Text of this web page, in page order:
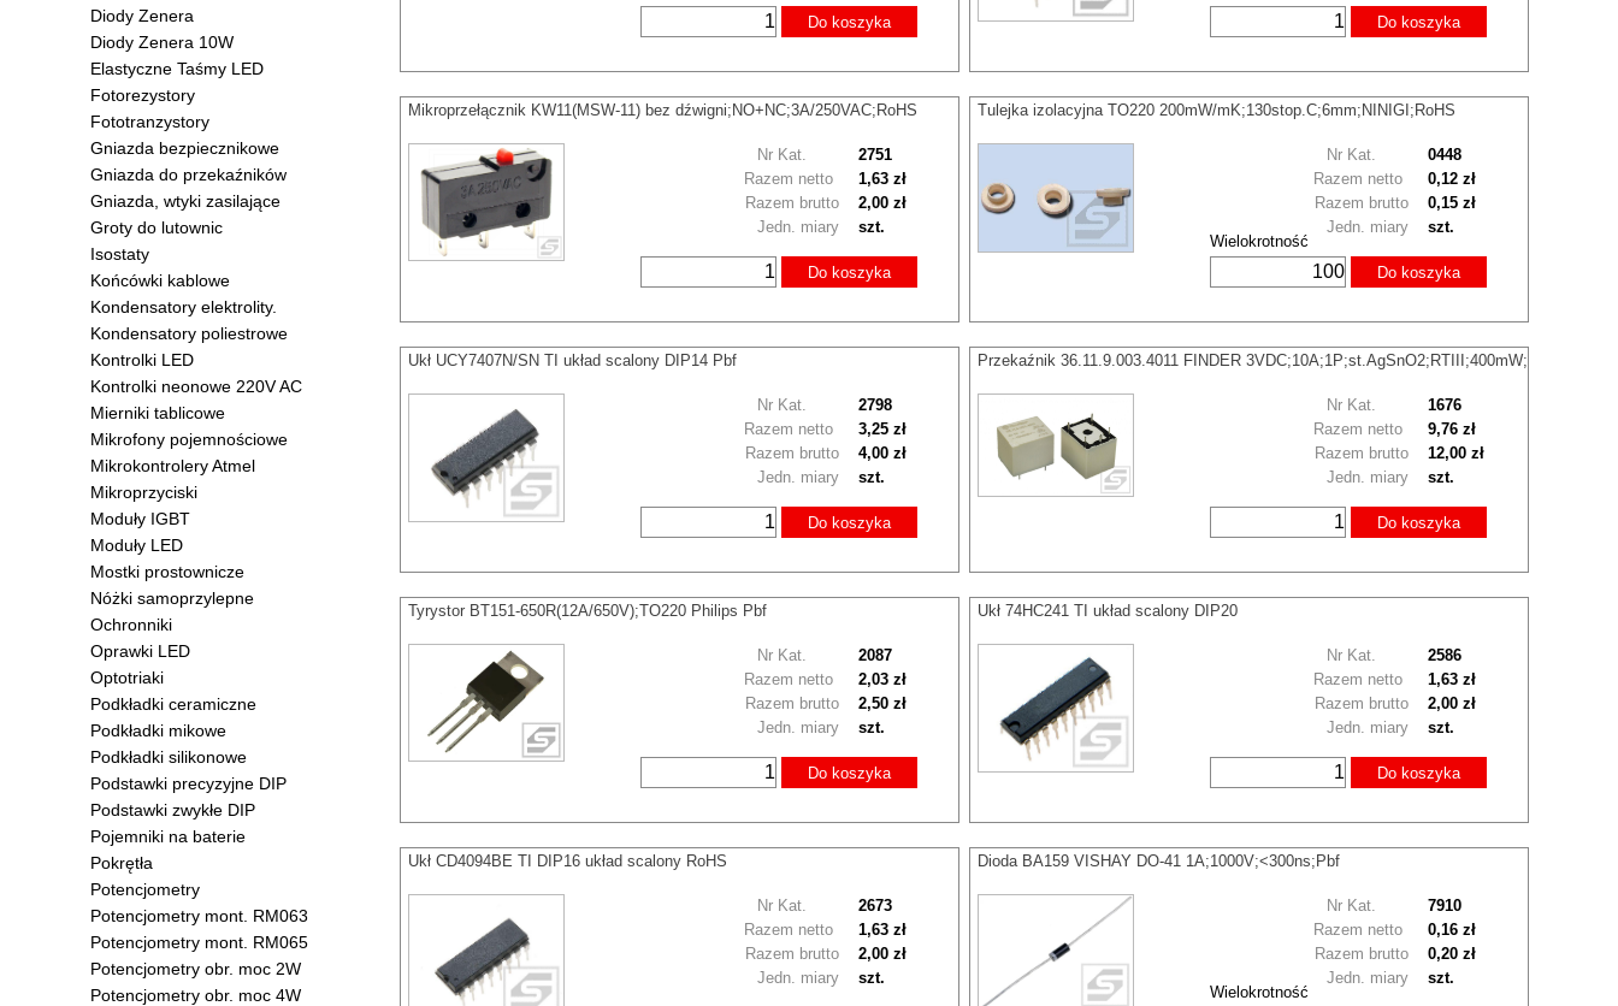
Diody Zenera
Diody Zenera 10W
Elastyczne Taśmy LED
Fotorezystory
Fototranzystory
Gniazda bezpiecznikowe
Gniazda do przekaźników
Gniazda, wtyki zasilające
Groty do lutownic
Isostaty
Końcówki kablowe
Kondensatory elektrolity.
Kondensatory poliestrowe
Kontrolki LED
Kontrolki neonowe 220V AC
Mierniki tablicowe
Mikrofony pojemnościowe
Mikrokontrolery Atmel
Mikroprzyciski
Moduły IGBT
Moduły LED
Mostki prostownicze
Nóżki samoprzylepne
Ochronniki
Oprawki LED
Optotriaki
Podkładki ceramiczne
Podkładki mikowe
Podkładki silikonowe
Podstawki precyzyjne DIP
Podstawki zwykłe DIP
Pojemniki na baterie
Pokrętła
Potencjometry
Potencjometry mont. RM063
Potencjometry mont. RM065
Potencjometry obr. moc 2W
Potencjometry obr. moc 4W
Do koszyka Do koszyka
Mikroprzełącznik KW11(MSW-11) bez dźwigni;NO+NC;3A/250VAC;RoHS
Nr Kat. 2751
Razem brutto 2,00 zł
Razem netto 1,63 zł
Jedn. miary szt.
Do koszyka
Tulejka izolacyjna TO220 200mW/mK;130stop.C;6mm;NINIGI;RoHS
Wielokrotność
Nr Kat. 0448
Razem brutto 0,15 zł
Razem netto 0,12 zł
Jedn. miary szt.
Do koszyka
Ukł UCY7407N/SN TI układ scalony DIP14 Pbf
Nr Kat. 2798
Razem brutto 4,00 zł
Razem netto 3,25 zł
Jedn. miary szt.
Do koszyka
Przekaźnik 36.11.9.003.4011 FINDER 3VDC;10A;1P;st.AgSnO2;RTIII;400mW;
Nr Kat. 1676
Razem brutto 12,00 zł
Razem netto 9,76 zł
Jedn. miary szt.
Do koszyka
Tyrystor BT151-650R(12A/650V);TO220 Philips Pbf
Nr Kat. 2087
Razem brutto 2,50 zł
Razem netto 2,03 zł
Jedn. miary szt.
Do koszyka
Ukł 74HC241 TI układ scalony DIP20
Nr Kat. 2586
Razem brutto 2,00 zł
Razem netto 1,63 zł
Jedn. miary szt.
Do koszyka
Ukł CD4094BE TI DIP16 układ scalony RoHS
Nr Kat. 2673
Razem brutto 2,00 zł
Razem netto 1,63 zł
Jedn. miary szt.
Dioda BA159 VISHAY DO-41 1A;1000V;<300ns;Pbf
Wielokrotność
Nr Kat. 7910
Razem brutto 0,20 zł
Razem netto 0,16 zł
Jedn. miary szt.